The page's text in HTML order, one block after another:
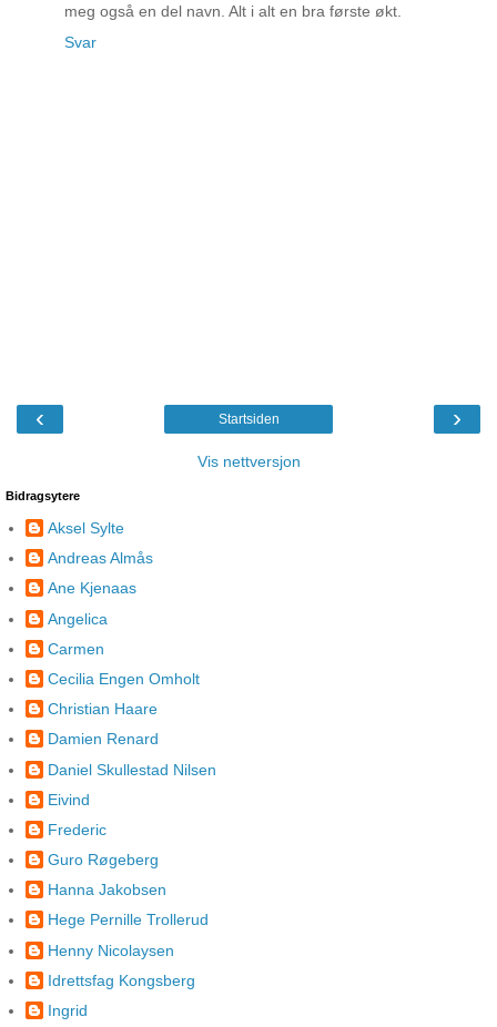
meg også en del navn. Alt i alt en bra første økt.
Svar
‹ ›
Startsiden
Vis nettversjon
Bidragsytere
Aksel Sylte
Andreas Almås
Ane Kjenaas
Angelica
Carmen
Cecilia Engen Omholt
Christian Haare
Damien Renard
Daniel Skullestad Nilsen
Eivind
Frederic
Guro Røgeberg
Hanna Jakobsen
Hege Pernille Trollerud
Henny Nicolaysen
Idrettsfag Kongsberg
Ingrid